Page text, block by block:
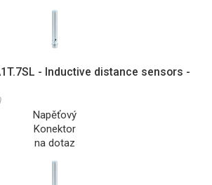
- Inductive distance sensors -
Napěťový
Konektor
na dotaz